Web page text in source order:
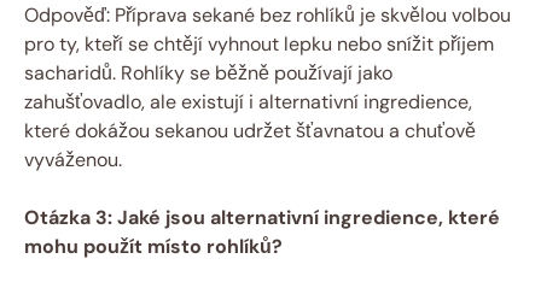
Odpověď: Příprava sekané bez rohlíků je skvělou volbou
pro ty, kteří se chtějí vyhnout lepku nebo snížit příjem
sacharidů. Rohlíky se běžně používají jako
zahušťovadlo, ale existují i alternativní ingredience,
které dokážou sekanou udržet šťavnatou a chuťově
vyváženou.
Otázka 3: Jaké jsou alternativní ingredience, které
mohu použít místo rohlíků?